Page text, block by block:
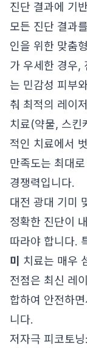
진단 결과에 기
모든 진단 결과
인을 위한 맞춤
가 우세한 경우,
는 민감성 피부
춰 최적의 레이
치료(약물, 스킨
적인 치료에서
만족도는 최대
경쟁력입니다.
대전 광대 기미
정확한 진단이
따라야 합니다.
미
치료는 매우
전점은 최신 레
합하여 안전하
니다.
저자극 피코토